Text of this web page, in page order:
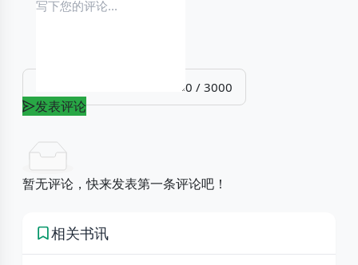
0 / 3000
发表评论
暂无评论，快来发表第一条评论吧！
相关书讯